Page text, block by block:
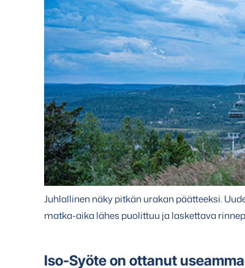
Juhlallinen näky pitkän urakan päätteeksi.
matka-aika lähes puolittuu ja laskettava
Iso-Syöte on ottanut